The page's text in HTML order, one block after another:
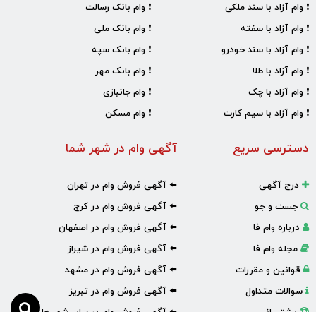
❗ وام بانک رسالت
❗ وام بانک ملی
❗ وام بانک سپه
❗ وام بانک مهر
❗ وام جانبازی
❗ وام مسکن
❗ وام آزاد با سند ملکی
❗ وام آزاد با سفته
❗ وام آزاد با سند خودرو
❗ وام آزاد با طلا
❗ وام آزاد با چک
❗ وام آزاد با سیم کارت
آگهی وام در شهر شما
⬅️ آگهی فروش وام در تهران
⬅️ آگهی فروش وام در کرج
⬅️ آگهی فروش وام در اصفهان
⬅️ آگهی فروش وام در شیراز
⬅️ آگهی فروش وام در مشهد
⬅️ آگهی فروش وام در تبریز
دسترسی سریع
درج آگهی
جست و جو
درباره وام فا
مجله وام فا
قوانین و مقررات
سوالات متداول